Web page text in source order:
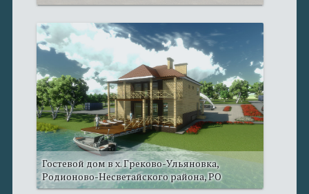
Гостевой дом в х. Греково-Ульяновка,
Родионово-Несветайского района, РО